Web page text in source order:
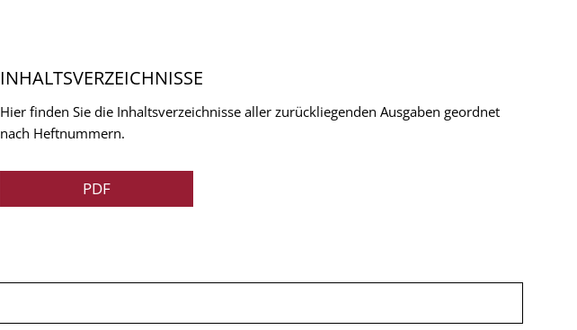
INHALTSVERZEICHNISSE
Hier finden Sie die Inhaltsverzeichnisse aller zurückliegenden Ausgaben geordnet
nach Heftnummern.
PDF